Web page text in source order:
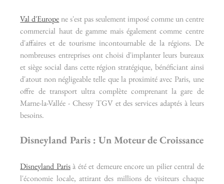
Val d'Europe ne s'est pas seulement imposé comme un centre
commercial haut de gamme mais également comme centre
d'affaires et de tourisme incontournable de la régions. De
nombreuses entreprises ont choisi d'implanter leurs bureaux
et siège social dans cette région stratégique, bénéficiant ainsi
d'atout non négligeable telle que la proximité avec Paris, une
offre de transport ultra complète comprenant la gare de
Marne-la-Vallée - Chessy TGV et des services adaptés à leurs
besoins.
Disneyland Paris : Un Moteur de Croissance
Disneyland Paris à été et demeure encore un pilier central de
l'économie locale, attirant des millions de visiteurs chaque